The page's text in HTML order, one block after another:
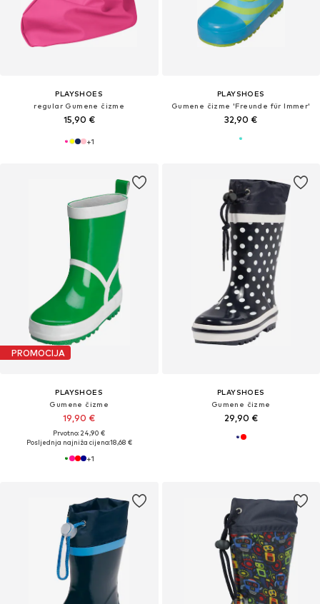
PLAYSHOES
regular Gumene čizme
15,90 €
+1
PLAYSHOES
Gumene čizme 'Freunde für Immer'
32,90 €
PROMOCIJA
PLAYSHOES
Gumene čizme
19,90 €
Prvotno: 24,90 €
Posljednja najniža cijena:18,68 €
+1
PLAYSHOES
Gumene čizme
29,90 €